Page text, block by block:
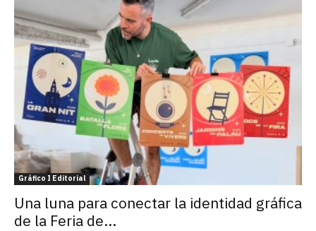
Gráfico I Editorial
Una luna para conectar la identidad gráfica
de la Feria de...